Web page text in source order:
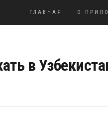
ГЛАВНАЯ О
в